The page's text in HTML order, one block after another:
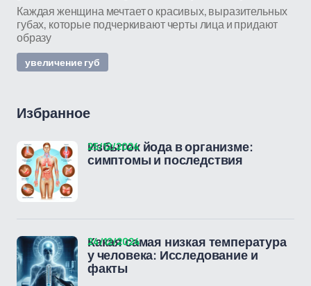
Каждая женщина мечтает о красивых, выразительных
губах, которые подчеркивают черты лица и придают
образу
увеличение губ
Избранное
Избыток йода в организме:
симптомы и последствия
25/12/2024
Какая самая низкая температура
у человека: Исследование и
факты
24/12/2024